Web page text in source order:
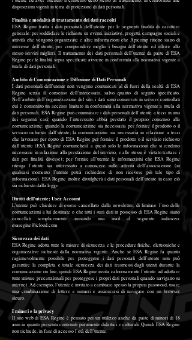
disposizioni vigenti in tema di protezione di dati personali.
Finalità e modalità di trattamento dei dati raccolti
ESA Regine tratta i dati personali dell’utente per le seguenti finalità di carattere
generale: per soddisfare le richieste su eventi, iniziative, progetti, campagne sociali e
attività che vengono organizzate e altre informazioni che Apicomp ritiene siano di
interesse dell’utente; per comprendere meglio i bisogni dell’utente ed offrire allo
stesso servizi migliori. Il trattamento dei dati personali dell’utente da parte di ESA
Regine per le finalità sopra specificate avviene in conformità alla normativa vigente a
tutela di dati personali.
Ambito di Comunicazione e Diffusione di Dati Personali
I dati personali dell’utente non vengono comunicati al di fuori della realtà di ESA
Regine senza il consenso dell’interessato, salvo quanto di seguito specificato.
Nell’ambito dell’organizzazione del sito, i dati sono conservati in servers controllati
cui è consentito un accesso limitato in conformità alla normativa vigente a tutela di
dati personali. ESA Regine può comunicare i dati personali dell’utente a terzi in uno
dei seguenti casi: quando l’interessato abbia prestato il proprio consenso alla
comunicazione; quando la comunicazione sia necessaria per fornire il prodotto o il
servizio richiesto dall’utente; la comunicazione sia necessaria in relazione a terzi
che lavorano per conto di ESA Regine per fornire il prodotto o il servizio richiesto
dall’utente (ESA Regine comunicherà a questi solo le informazioni che si rendono
necessarie in relazione alla prestazione del servizio, e alle stesse è vietato trattare i
dati per finalità diverse); per fornire all’utente le informazioni che ESA Regine
ritenga l’utente sia interessato a conoscere sulle attività dell’associazione (in
qualsiasi momento l’utente potrà richiedere di non ricevere più tale tipo di
informazioni). ESA Regine inoltre divulgherà i dati personali dell’utente in caso ciò
sia richiesto dalla legge.
Diritti dell’utente; User Account
L’utente può chiedere di essere cancellato dalla newsletter, di limitare l’uso delle
comunicazioni a lui destinate o che tutti i suoi dati in possesso di ESA Regine siano
cancellati semplicemente inviando una mail al seguente indirizzo:
esaregine@icloud.com
Sicurezza dei dati
ESA Regine adotta tutte le misure di sicurezza e le procedure fisiche, elettroniche e
organizzative richieste dalla normativa vigente. Anche se ESA Regine fa quanto
ragionevolmente possibile per proteggere i dati personali dell’utente non può
garantire la completa e totale sicurezza dei dati trasmessi dagli utenti durante la
comunicazione on line, quindi ESA Regine invita calorosamente l’utente ad adottare
tutte misure precauzionali per proteggere i propri dati personali quando navigano su
internet. Ad esempio, l’utente è invitato a cambiare spesso la propria password, usare
una combinazione di lettere e numeri e assicurarsi di navigare con un browser
sicuro.
I minori e la privacy
Il sito web di ESA Regine è pensato per un utilizzo anche da parte di minori di 18
anni in quanto presenta contenuti puramente didattici e culturali. Quindi ESA Regine
non richiede, in fase di accesso l’età dell’utente.